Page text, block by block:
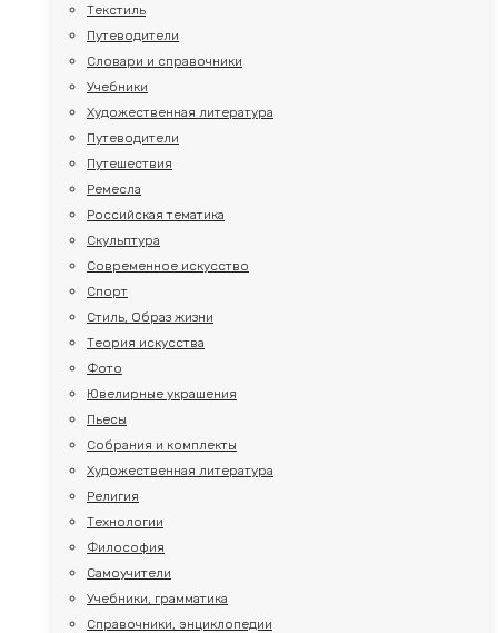
Текстиль
Путеводители
Словари и справочники
Учебники
Художественная литература
Путеводители
Путешествия
Ремесла
Российская тематика
Скульптура
Современное искусство
Спорт
Стиль, Образ жизни
Теория искусства
Фото
Ювелирные украшения
Пьесы
Собрания и комплекты
Художественная литература
Религия
Технологии
Философия
Самоучители
Учебники, грамматика
Справочники, энциклопедии